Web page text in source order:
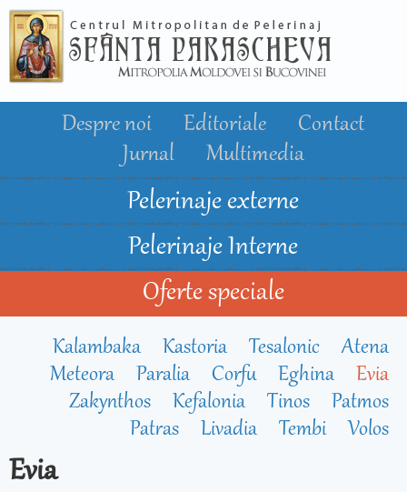
conţinutul
principal
Despre noi Editoriale
Contact
Jurnal
Multimedia
Pelerinaje externe
Pelerinaje Interne
Oferte speciale
Kalambaka Kastoria Tesalonic
Atena
Meteora
Paralia Corfu Eghina
Evia
Zakynthos
Kefalonia Tinos
Patmos
Patras
Livadia Tembi Volos
Evia